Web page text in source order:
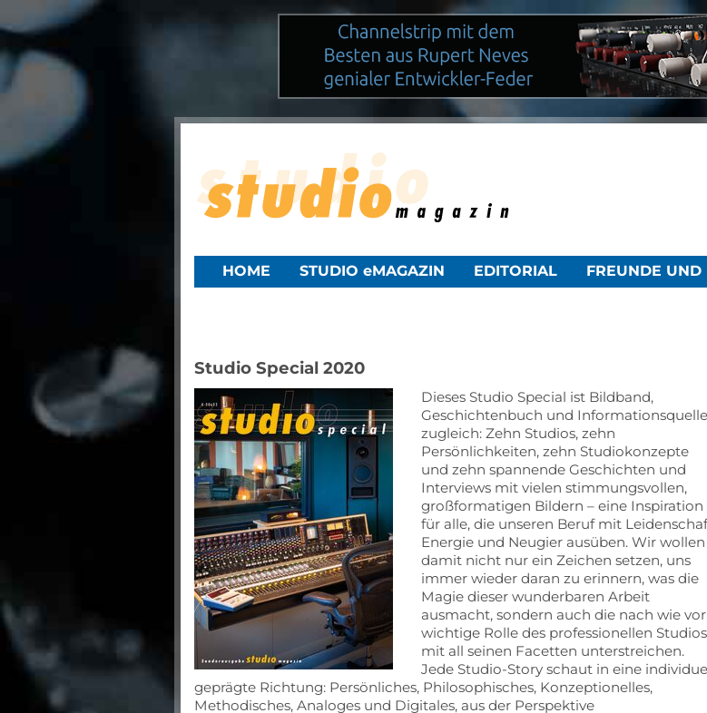
NAVIGATION
HOME STUDIO eMAGAZIN EDITORIAL FREUNDE UND
Studio Special 2020
Dieses Studio Special ist Bildband,
Geschichtenbuch und Informationsquelle
zugleich: Zehn Studios, zehn
Persönlichkeiten, zehn Studiokonzepte
und zehn spannende Geschichten und
Interviews mit vielen stimmungsvollen,
großformatigen Bildern – eine Inspiration
für alle, die unseren Beruf mit
Energie und Neugier ausüben. Wir wollen
damit nicht nur ein Zeichen setzen, uns
immer wieder daran zu erinnern, was die
Magie dieser wunderbaren Arbeit
ausmacht, sondern auch die nach wie vor
wichtige Rolle des professionellen Studios
mit all seinen Facetten unterstreichen.
Jede Studio-Story schaut in eine
geprägte Richtung: Persönliches, Philosophisches, Konzeptionelles,
Methodisches, Analoges und Digitales, aus der Perspektive